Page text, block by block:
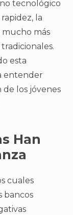
tecnológico
la
más
esta
entender
los jóvenes
Han
cuales
bancos